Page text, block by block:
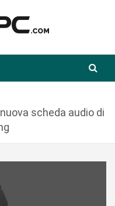
scheda audio di